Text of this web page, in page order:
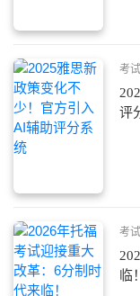
考
评
考
临